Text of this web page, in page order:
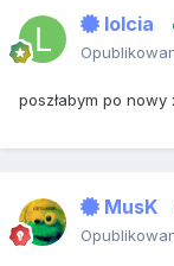
lolcia
poszłabym po nowy
MusK